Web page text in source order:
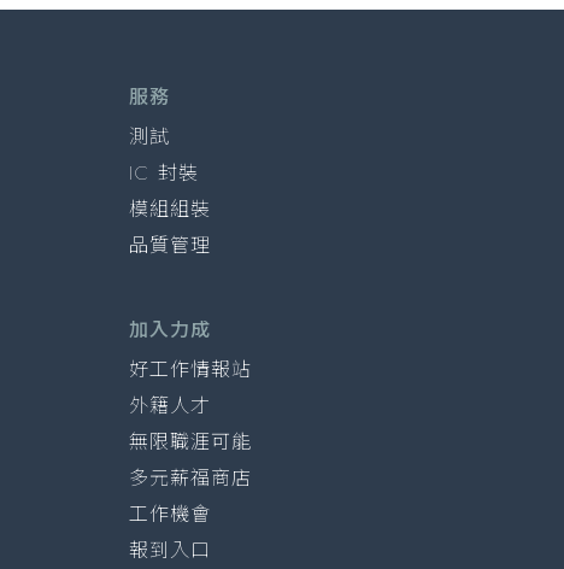
服務
測試
IC 封裝
模組組裝
品質管理
加入力成
好工作情報站
外籍人才
無限職涯可能
多元薪福商店
工作機會
報到入口